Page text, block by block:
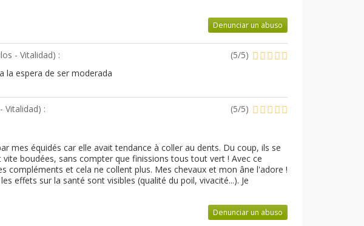
Denunciar un abuso
- Vitalidad) : (5/5)
la espera de ser moderada
Vitalidad) : (5/5)
mes équidés car elle avait tendance à coller au dents. Du coup, ils se
boudées, sans compter que finissions tous tout vert ! Avec ce
et cela ne collent plus. Mes chevaux et mon âne l'adore !
effets sur la santé sont visibles (qualité du poil, vivacité...). Je
Denunciar un abuso